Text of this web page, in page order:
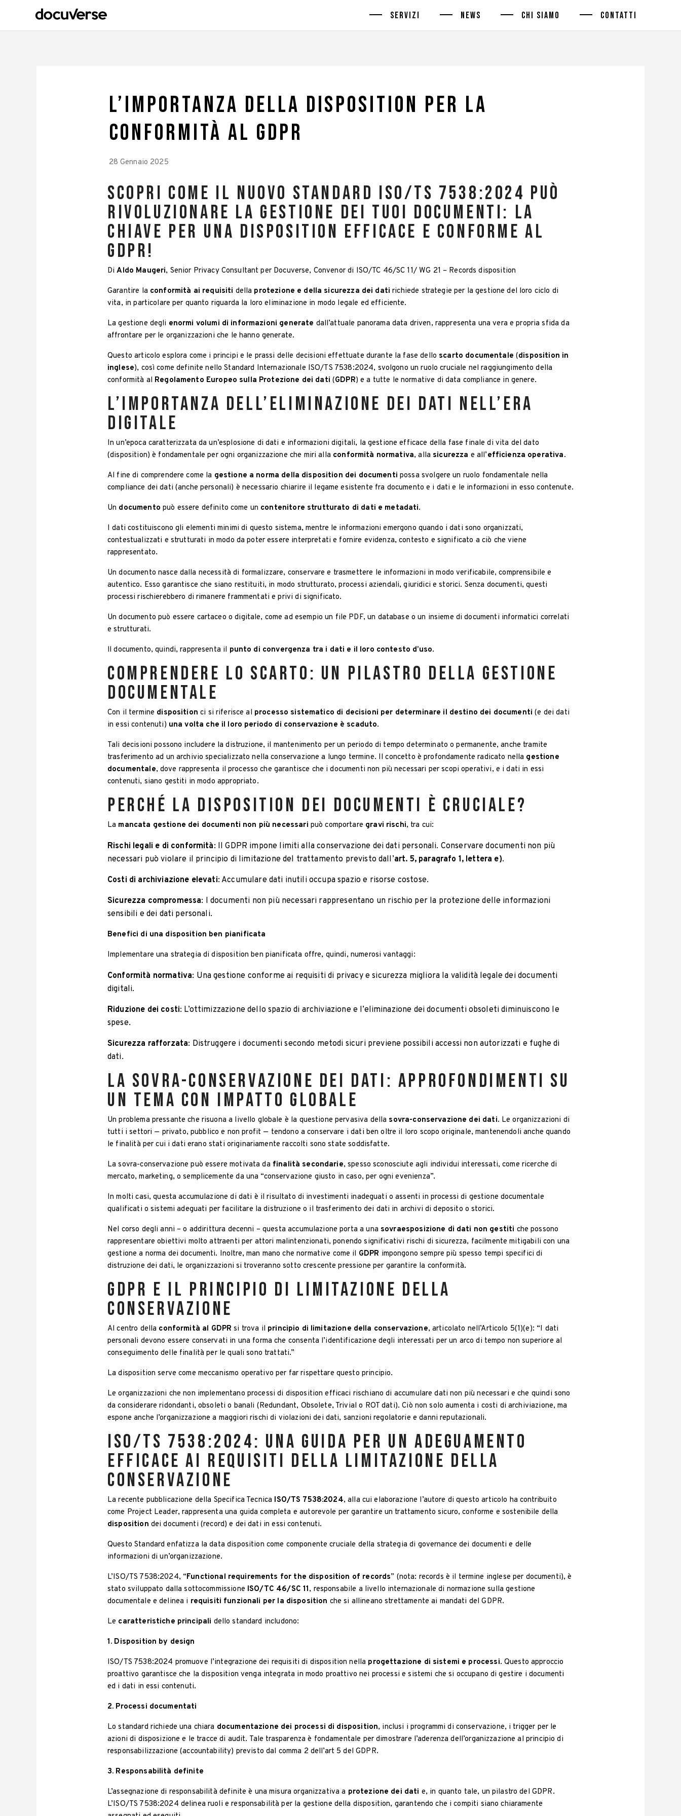
SERVIZI NEWS CHI SIAMO CONTATTI
L’importanza della disposition per la
conformità al GDPR
28 Gennaio 2025
Scopri come il nuovo standard ISO/TS 7538:2024 può
rivoluzionare la gestione dei tuoi documenti: la
chiave per una disposition efficace e conforme al
GDPR!
DiAldo Maugeri, Senior Privacy Consultant per Docuverse, Convenor di ISO/TC 46/SC 11/ WG 21 – Records disposition
Garantire la conformità ai requisiti della protezione e della sicurezza dei datirichiede strategie per la gestione del loro ciclo di
vita, in particolare per quanto riguarda la loro eliminazione in modo legale ed efficiente.
La gestione degli enormi volumi di informazioni generate dall’attuale panorama data driven, rappresenta una vera e propria sfida da
affrontare per le organizzazioni che le hanno generate.
Questo articolo esplora come i principi e le prassi delle decisioni effettuate durante la fase dello scarto documentale(disposition in
inglese), così come definite nello Standard Internazionale ISO/TS 7538:2024, svolgono un ruolo cruciale nel raggiungimento della
conformità al Regolamento Europeo sulla Protezione dei dati(GDPR) e a tutte le normative di data compliance in genere.
L’importanza dell’eliminazione dei dati nell’era
digitale
In un’epoca caratterizzata da un’esplosione di dati e informazioni digitali, la gestione efficace della fase finale di vita del dato
(disposition) è fondamentale per ogni organizzazione che miri alla conformità normativa, alla sicurezza e all’efficienza operativa.
Al fine di comprendere come la gestione a norma della disposition dei documenti possa svolgere un ruolo fondamentale nella
compliance dei dati (anche personali) è necessario chiarire il legame esistente fra documento e i dati e le informazioni in esso contenute.
Un documento può essere definito come un contenitore strutturato di dati e metadati.
I dati costituiscono gli elementi minimi di questo sistema, mentre le informazioni emergono quando i dati sono organizzati,
contestualizzati e strutturati in modo da poter essere interpretati e fornire evidenza, contesto e significato a ciò che viene
rappresentato.
Un documento nasce dalla necessità di formalizzare, conservare e trasmettere le informazioni in modo verificabile, comprensibile e
autentico. Esso garantisce che siano restituiti, in modo strutturato, processi aziendali, giuridici e storici. Senza documenti, questi
processi rischierebbero di rimanere frammentati e privi di significato.
Un documento può essere cartaceo o digitale, come ad esempio un file PDF, un database o un insieme di documenti informatici correlati
e strutturati.
ll documento, quindi, rappresenta il punto di convergenza tra i dati e il loro contesto d’uso.
Comprendere lo scarto: un pilastro della gestione
documentale
Con il termine disposition ci si riferisce al processo sistematico di decisioni per determinare il destino dei documenti (e dei dati
in essi contenuti) una volta che il loro periodo di conservazione è scaduto.
Tali decisioni possono includere la distruzione, il mantenimento per un periodo di tempo determinato o permanente, anche tramite
trasferimento ad un archivio specializzato nella conservazione a lungo termine. Il concetto è profondamente radicato nella gestione
documentale, dove rappresenta il processo che garantisce che i documenti non più necessari per scopi operativi, e i dati in essi
contenuti, siano gestiti in modo appropriato.
Perché la disposition dei documenti è cruciale?
La mancata gestione dei documenti non più necessari può comportare gravi rischi, tra cui:
Rischi legali e di conformità: Il GDPR impone limiti alla conservazione dei dati personali. Conservare documenti non più
necessari può violare il principio di limitazione del trattamento previsto dall’art. 5, paragrafo 1, lettera e).
Costi di archiviazione elevati: Accumulare dati inutili occupa spazio e risorse costose.
Sicurezza compromessa: I documenti non più necessari rappresentano un rischio per la protezione delle informazioni
sensibili e dei dati personali.
Benefici di una disposition ben pianificata
Implementare una strategia di disposition ben pianificata offre, quindi, numerosi vantaggi:
Conformità normativa: Una gestione conforme ai requisiti di privacy e sicurezza migliora la validità legale dei documenti
digitali.
Riduzione dei costi: L’ottimizzazione dello spazio di archiviazione e l’eliminazione dei documenti obsoleti diminuiscono le
spese.
Sicurezza rafforzata: Distruggere i documenti secondo metodi sicuri previene possibili accessi non autorizzati e fughe di
dati.
La sovra-conservazione dei dati: approfondimenti su
un tema con impatto globale
Un problema pressante che risuona a livello globale è la questione pervasiva della sovra-conservazione dei dati. Le organizzazioni di
tutti i settori — privato, pubblico e non profit — tendono a conservare i dati ben oltre il loro scopo originale, mantenendoli anche quando
le finalità per cui i dati erano stati originariamente raccolti sono state soddisfatte.
La sovra-conservazione può essere motivata da finalità secondarie, spesso sconosciute agli individui interessati, come ricerche di
mercato, marketing, o semplicemente da una “conservazione giusto in caso, per ogni evenienza”.
In molti casi, questa accumulazione di dati è il risultato di investimenti inadeguati o assenti in processi di gestione documentale
qualificati o sistemi adeguati per facilitare la distruzione o il trasferimento dei dati in archivi di deposito o storici.
Nel corso degli anni – o addirittura decenni – questa accumulazione porta a una sovraesposizione di dati non gestiti che possono
rappresentare obiettivi molto attraenti per attori malintenzionati, ponendo significativi rischi di sicurezza, facilmente mitigabili con una
gestione a norma dei documenti. Inoltre, man mano che normative come il GDPR impongono sempre più spesso tempi specifici di
distruzione dei dati, le organizzazioni si troveranno sotto crescente pressione per garantire la conformità.
GDPR e il principio di limitazione della
conservazione
Al centro della conformità al GDPR si trova il principio di limitazione della conservazione, articolato nell’Articolo 5(1)(e): “I dati
personali devono essere conservati in una forma che consenta l’identificazione degli interessati per un arco di tempo non superiore al
conseguimento delle finalità per le quali sono trattati.”
La disposition serve come meccanismo operativo per far rispettare questo principio.
Le organizzazioni che non implementano processi di disposition efficaci rischiano di accumulare dati non più necessari e che quindi sono
da considerare ridondanti, obsoleti o banali (Redundant, Obsolete, Trivial o ROT dati). Ciò non solo aumenta i costi di archiviazione, ma
espone anche l’organizzazione a maggiori rischi di violazioni dei dati, sanzioni regolatorie e danni reputazionali.
ISO/TS 7538:2024: una guida per un adeguamento
efficace ai requisiti della limitazione della
conservazione
La recente pubblicazione della Specifica Tecnica ISO/TS 7538:2024, alla cui elaborazione l’autore di questo articolo ha contribuito
come Project Leader, rappresenta una guida completa e autorevole per garantire un trattamento sicuro, conforme e sostenibile della
disposition dei documenti (record) e dei dati in essi contenuti.
Questo Standard enfatizza la data disposition come componente cruciale della strategia di governance dei documenti e delle
informazioni di un’organizzazione.
L’ISO/TS 7538:2024, “Functional requirements for the disposition of records” (nota: records è il termine inglese per documenti), è
stato sviluppato dalla sottocommissione ISO/TC 46/SC 11, responsabile a livello internazionale di normazione sulla gestione
documentale e delinea i requisiti funzionali per la disposition che si allineano strettamente ai mandati del GDPR.
Le caratteristiche principali dello standard includono:
1. Disposition by design
ISO/TS 7538:2024 promuove l’integrazione dei requisiti di disposition nella progettazione di sistemi e processi. Questo approccio
proattivo garantisce che la disposition venga integrata in modo proattivo nei processi e sistemi che si occupano di gestire i documenti
ed i dati in essi contenuti.
2. Processi documentati
Lo standard richiede una chiara documentazione dei processi di disposition, inclusi i programmi di conservazione, i trigger per le
azioni di disposizione e le tracce di audit. Tale trasparenza è fondamentale per dimostrare l’aderenza dell’organizzazione al principio di
responsabilizzazione (accountability) previsto dal comma 2 dell’art 5 del GDPR.
3. Responsabilità definite
L’assegnazione di responsabilità definite è una misura organizzativa a protezione dei dati e, in quanto tale, un pilastro del GDPR.
L’ISO/TS 7538:2024 delinea ruoli e responsabilità per la gestione della disposition, garantendo che i compiti siano chiaramente